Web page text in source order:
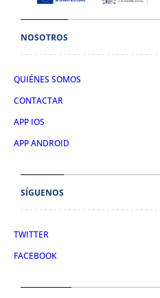
NOSOTROS
QUIÉNES SOMOS
CONTACTAR
APP IOS
APP ANDROID
SÍGUENOS
TWITTER
FACEBOOK